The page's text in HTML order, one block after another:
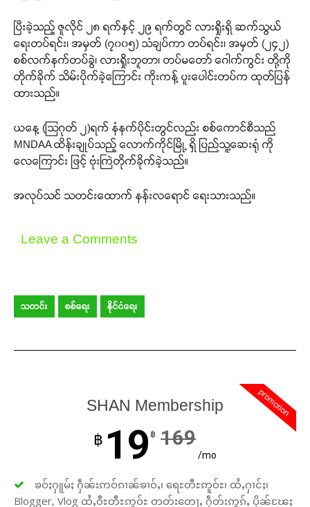
ပြီးခဲ့သည့် ဇူလိုင် ၂၈ ရက်နှင့် ၂၉ ရက်တွင် လားရှိုးရှိ ဆက်သွယ်
ရေးတပ်ရင်း၊ အမှတ် (၇၀၀၅) သံချပ်ကာ တပ်ရင်း၊ အမှတ် (၂၄၂)
စစ်လက်နက်တပ်ခွဲ၊ လားရှိုးဘူတာ၊ တပ်မတော် ဂေါက်ကွင်း တို့ကို
တိုက်ခိုက် သိမ်းပိုက်ခဲ့ကြောင်း ကိုးကန့် ပူးပေါင်းတပ်က ထုတ်ပြန်
ထားသည်။
ယနေ့ (သြဂုတ် ၂)ရက် နံနက်ပိုင်းတွင်လည်း စစ်ကောင်စီသည်
MNDAA ထိန်းချုပ်သည့် လောက်ကိုင်မြို့ ရှိ ပြည်သူ့ဆေးရုံ ကို
လေကြောင်း ဖြင့် ဗုံးကြဲတိုက်ခိုက်ခဲ့သည်။
အလုပ်သင် သတင်းထောက် နန်းလရောင် ရေးသားသည်။
Leave a Comments
သတင်း စစ်ရေး နိုင်ငံရေး
promotion
SHAN Membership
฿ 19 ฿ 169
/mo
ၶဝ်ႈႁူမ်ႈ ႁဵၼ်းဢဝ်ၵၢၼ်ၶၢဝ်ႇ၊ ရေႊတီႊဢူဝ်ႊ၊ ထႆႇႁၢင်ႈ၊
Blogger, Vlog ထႆႇဝီႊတီႊဢူဝ်ႊ တတ်းတေႃႇ ႁဵတ်းဢွၵ်ႇ ပိုၼ်ၽႄႈ